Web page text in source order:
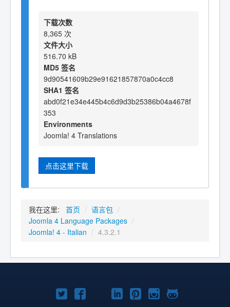
下载次数
8,365 次
文件大小
516.70 kB
MD5 签名
9d90541609b29e91621857870a0c4cc8
SHA1 签名
abd0f21e34e445b4c6d9d3b25386b04a4678f
353
Environments
Joomla! 4 Translations
点击这里下载
我在这里: 首页 / 语言包 /
Joomla 4 Language Packages /
Joomla! 4 - Italian / 4.3.2.1
TwitterFacebookYouTube
LinkedIn
Pinterest
Instagram
GitHub